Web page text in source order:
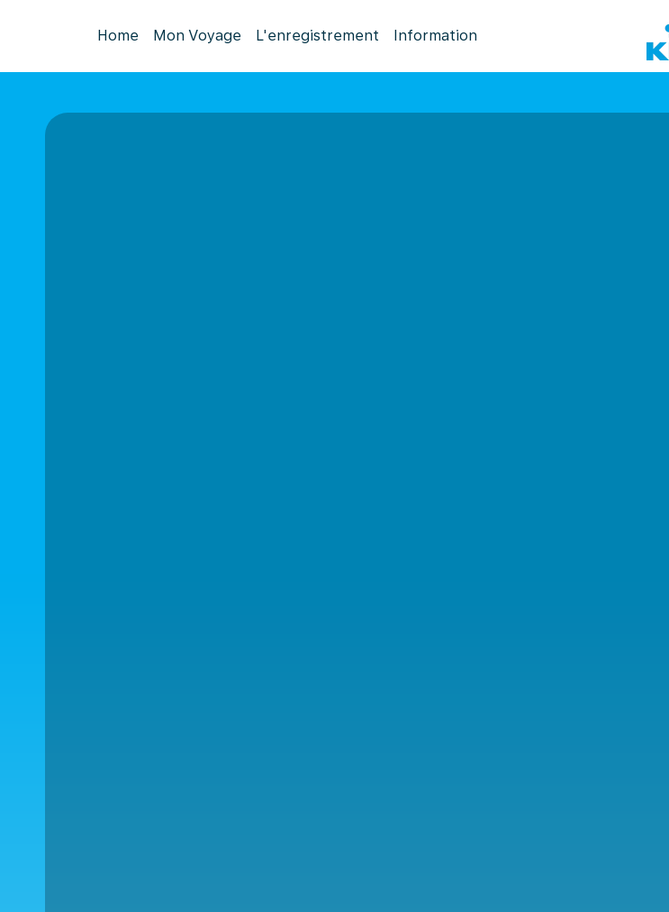
Home Mon Voyage L'enregistrement Information